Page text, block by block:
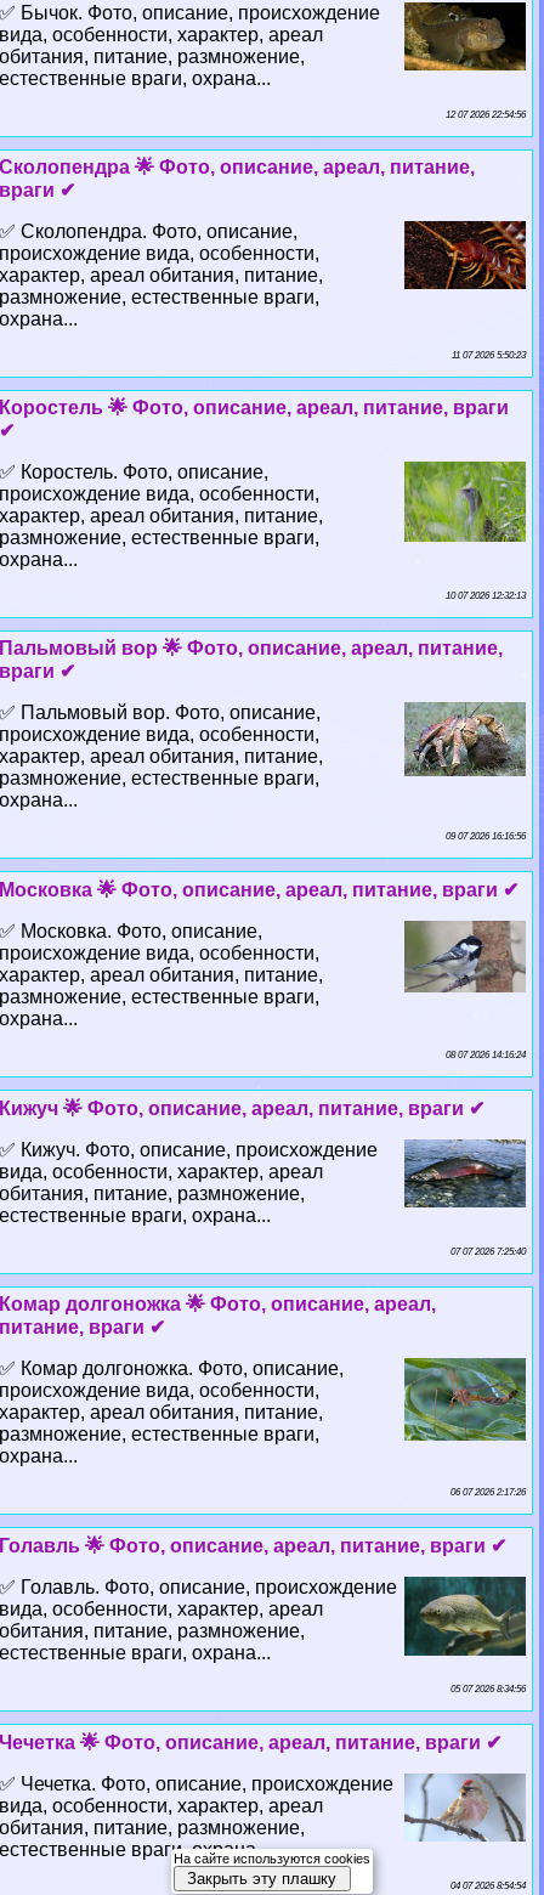
✅ Бычок. Фото, описание, происхождение
вида, особенности, хаpaктер, ареал
обитания, питание, размножение,
естественные враги, охрана...
12 07 2026 22:54:56
Сколопендра 🌟 Фото, описание, ареал, питание,
враги ✔
✅ Сколопендра. Фото, описание,
происхождение вида, особенности,
хаpaктер, ареал обитания, питание,
размножение, естественные враги,
охрана...
11 07 2026 5:50:23
Коростель 🌟 Фото, описание, ареал, питание, враги
✔
✅ Коростель. Фото, описание,
происхождение вида, особенности,
хаpaктер, ареал обитания, питание,
размножение, естественные враги,
охрана...
10 07 2026 12:32:13
Пальмовый вор 🌟 Фото, описание, ареал, питание,
враги ✔
✅ Пальмовый вор. Фото, описание,
происхождение вида, особенности,
хаpaктер, ареал обитания, питание,
размножение, естественные враги,
охрана...
09 07 2026 16:16:56
Московка 🌟 Фото, описание, ареал, питание, враги ✔
✅ Московка. Фото, описание,
происхождение вида, особенности,
хаpaктер, ареал обитания, питание,
размножение, естественные враги,
охрана...
08 07 2026 14:16:24
Кижуч 🌟 Фото, описание, ареал, питание, враги ✔
✅ Кижуч. Фото, описание, происхождение
вида, особенности, хаpaктер, ареал
обитания, питание, размножение,
естественные враги, охрана...
07 07 2026 7:25:40
Комар долгоножка 🌟 Фото, описание, ареал,
питание, враги ✔
✅ Комар долгоножка. Фото, описание,
происхождение вида, особенности,
хаpaктер, ареал обитания, питание,
размножение, естественные враги,
охрана...
06 07 2026 2:17:26
Голавль 🌟 Фото, описание, ареал, питание, враги ✔
✅ Голавль. Фото, описание, происхождение
вида, особенности, хаpaктер, ареал
обитания, питание, размножение,
естественные враги, охрана...
05 07 2026 8:34:56
Чечетка 🌟 Фото, описание, ареал, питание, враги ✔
✅ Чечетка. Фото, описание, происхождение
вида, особенности, хаpaктер, ареал
обитания, питание, размножение,
естественные враги, охрана...
04 07 2026 8:54:54
На сайте используются cookies
Закрыть эту плашку